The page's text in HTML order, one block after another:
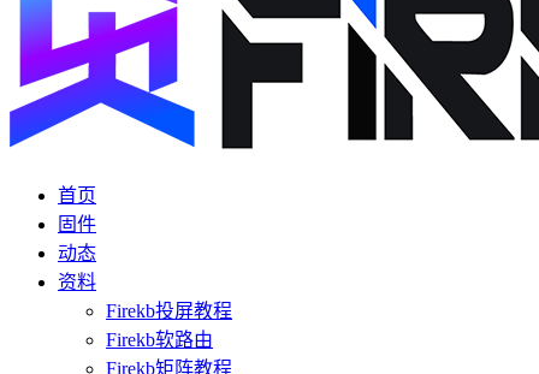
首页
固件
动态
资料
Firekb投屏教程
Firekb软路由
Firekb矩阵教程